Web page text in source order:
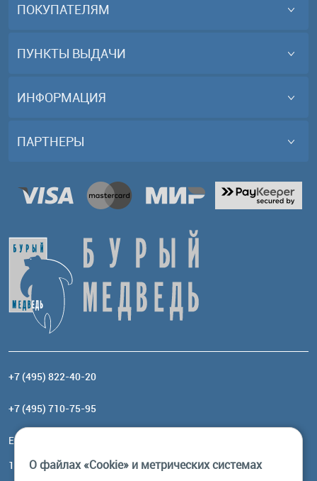
ПОКУПАТЕЛЯМ
ПУНКТЫ ВЫДАЧИ
ИНФОРМАЦИЯ
ПАРТНЕРЫ
+7 (495) 822-40-20
+7 (495) 710-75-95
Email:
117485, Москва, ул. Профсоюзная, 84/32, корп 1
О файлах «Cookie» и метрических системах